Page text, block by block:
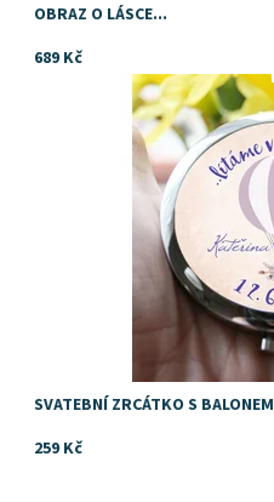
OBRAZ O LÁSCE...
689 Kč
Skladem
SVATEBNÍ ZRCÁTKO S BALONEM
259 Kč